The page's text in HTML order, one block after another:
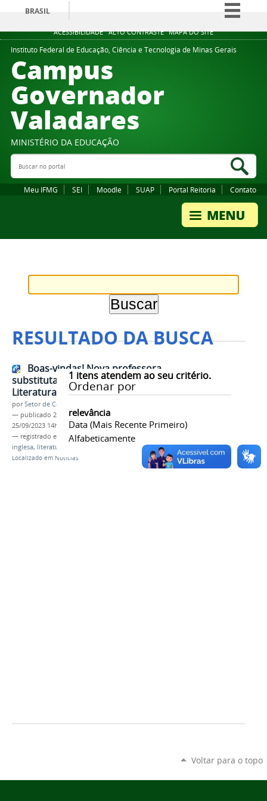
ACESSIBILIDADE ALTO CONTRASTE MAPA DO SITE
BRASIL
Simplifique!
Comunica BR
Instituto Federal de Educação, Ciência e Tecnologia de Minas Gerais
Campus
Governador
Valadares
MINISTÉRIO DA EDUCAÇÃO
Buscar no portal
Meu IFMG SEI Moodle SUAP Portal Reitoria Contato
RESULTADO DA BUSCA
1 itens atendem ao seu critério.
Ordenar por
relevância
Data (mais Recente Primeiro)
Alfabeticamente
Boas-vindas! Nova professora
substituta de Língua Inglesa e
Literatura Brasileira
porSetor de Comunicação
— publicado 25/09/2023—última modificação
25/09/2023 14h39
— registrado em:
professora substituta,
inglesa, literatura brasileira
Localizado em Notícias
Voltar para o topo